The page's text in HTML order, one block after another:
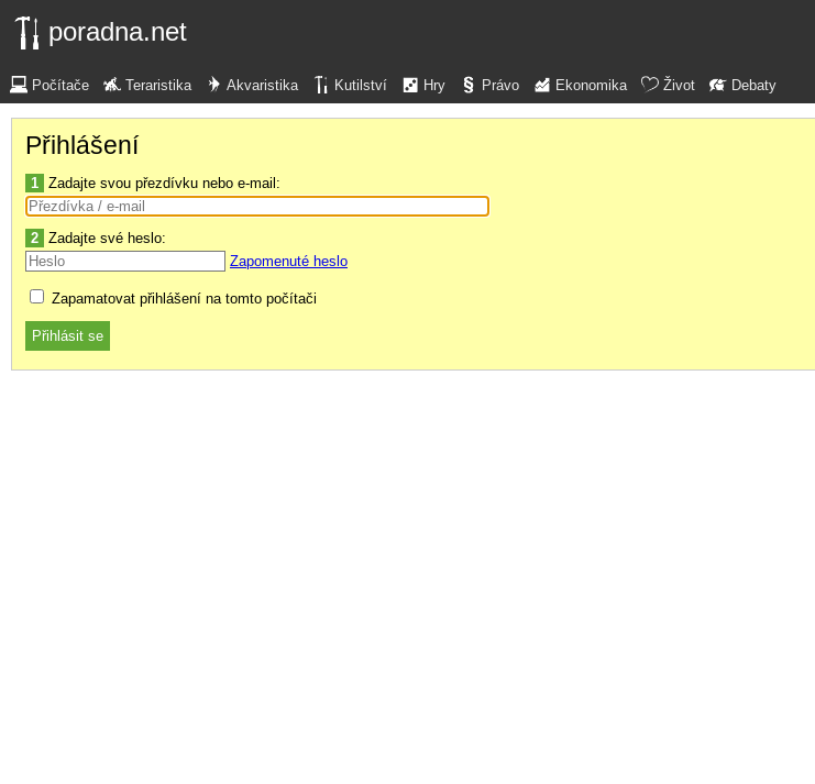
poradna.net
Počítače Teraristika Akvaristika Kutilství Hry Právo Ekonomika Život Debaty
Přihlášení
1 Zadajte svou přezdívku nebo e-mail:
2 Zadajte své heslo:
Zapomenuté heslo
Zapamatovat přihlášení na tomto počítači